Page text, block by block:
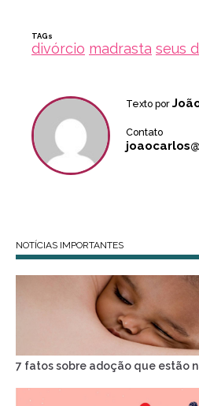
TAGs
divórcio madrasta seus
Texto por
Contato
NOTÍCIAS IMPORTANTES
7 fatos sobre adoção que estão